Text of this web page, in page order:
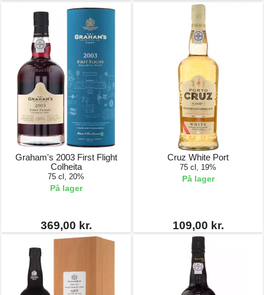
Graham's 2003 First Flight
Colheita
75 cl, 20%
På lager
369,00 kr.
Cruz White Port
75 cl, 19%
På lager
109,00 kr.